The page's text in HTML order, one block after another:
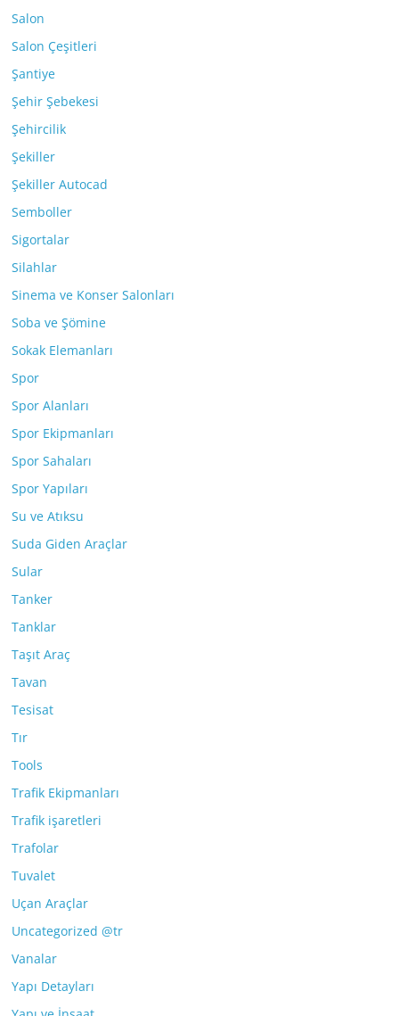
Salon
Salon Çeşitleri
Şantiye
Şehir Şebekesi
Şehircilik
Şekiller
Şekiller Autocad
Semboller
Sigortalar
Silahlar
Sinema ve Konser Salonları
Soba ve Şömine
Sokak Elemanları
Spor
Spor Alanları
Spor Ekipmanları
Spor Sahaları
Spor Yapıları
Su ve Atıksu
Suda Giden Araçlar
Sular
Tanker
Tanklar
Taşıt Araç
Tavan
Tesisat
Tır
Tools
Trafik Ekipmanları
Trafik işaretleri
Trafolar
Tuvalet
Uçan Araçlar
Uncategorized @tr
Vanalar
Yapı Detayları